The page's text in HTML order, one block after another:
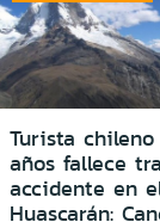
Turista chileno
años fallece
accidente en
Huascarán: